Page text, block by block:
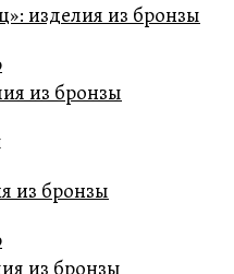
изделия из бронзы
из бронзы